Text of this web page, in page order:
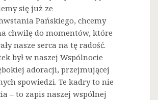
się już ze
Pańskiego, chcemy
chwilę do momentów, które
nasze serca na tę radość.
był w naszej Wspólnocie
adoracji, przejmującej
spowiedzi. Te kadry to nie
– to zapis naszej wspólnej